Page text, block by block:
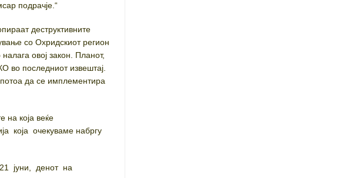
подрачје.“
деструктивните
со Охридскиот регион
овој закон. Планот,
во последниот извештај.
да се имплементира
на која веќе
која очекуваме набргу
јуни, денот на